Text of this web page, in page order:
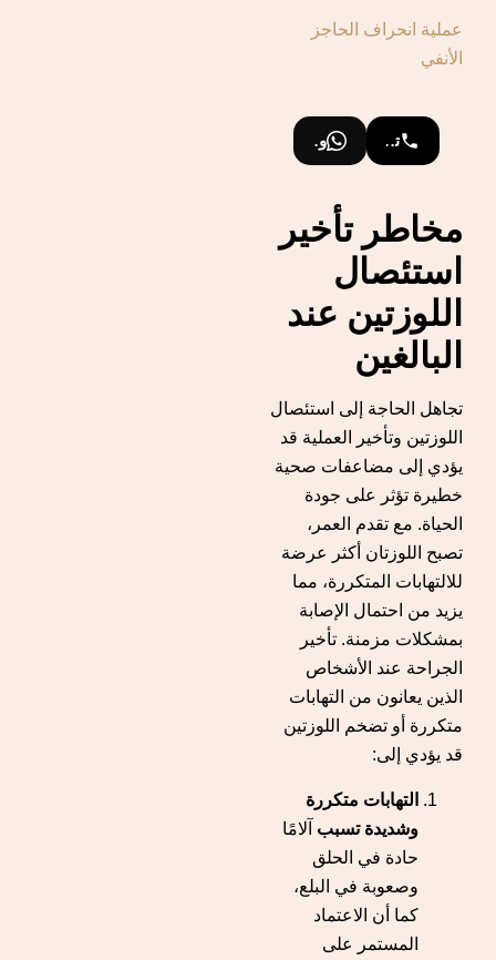
عملية انحراف الحاجز
الأنفي
واتساب تواصل معنا
مخاطر تأخير
استئصال
اللوزتين عند
البالغين
تجاهل الحاجة إلى استئصال
اللوزتين وتأخير العملية قد
يؤدي إلى مضاعفات صحية
خطيرة تؤثر على جودة
الحياة. مع تقدم العمر،
تصبح اللوزتان أكثر عرضة
للالتهابات المتكررة، مما
يزيد من احتمال الإصابة
بمشكلات مزمنة. تأخير
الجراحة عند الأشخاص
الذين يعانون من التهابات
متكررة أو تضخم اللوزتين
قد يؤدي إلى:
التهابات متكررة
وشديدة تسبب آلامًا
حادة في الحلق
وصعوبة في البلع،
كما أن الاعتماد
المستمر على